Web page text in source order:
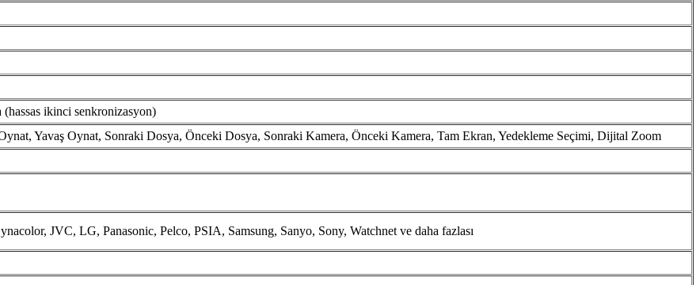
ikinci senkronizasyon)
Yavaş Oynat, Sonraki Dosya, Önceki Dosya, Sonraki Kamera, Önceki Kamera, Tam Ekran, Yedekleme Seçimi, Dijital Zoom
JVC, LG, Panasonic, Pelco, PSIA, Samsung, Sanyo, Sony, Watchnet ve daha fazlası